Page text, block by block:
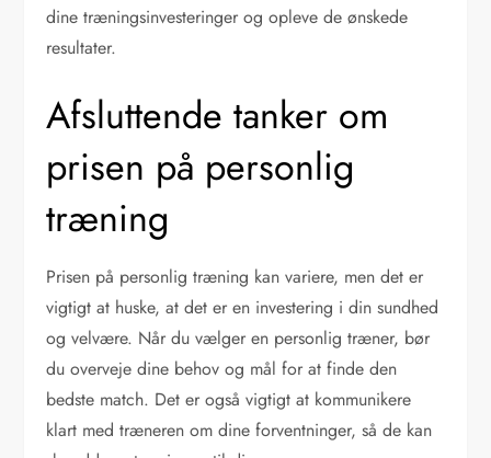
dine træningsinvesteringer og opleve de ønskede
resultater.
Afsluttende tanker om
prisen på personlig
træning
Prisen på personlig træning kan variere, men det er
vigtigt at huske, at det er en investering i din sundhed
og velvære. Når du vælger en personlig træner, bør
du overveje dine behov og mål for at finde den
bedste match. Det er også vigtigt at kommunikere
klart med træneren om dine forventninger, så de kan